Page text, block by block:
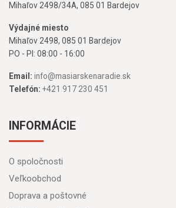
Mihaľov 2498/34A, 085 01 Bardejov
Výdajné miesto
Mihaľov 2498, 085 01 Bardejov
PO - PI: 08:00 - 16:00
Email: info@masiarskenaradie.sk
Telefón: +421 917 230 451
INFORMÁCIE
O spoločnosti
Veľkoobchod
Doprava a poštovné